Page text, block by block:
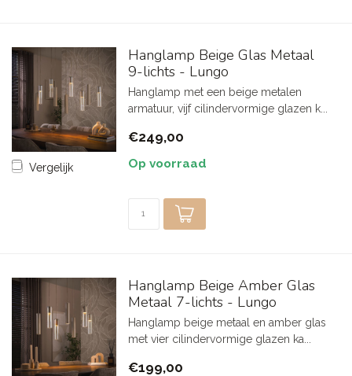
Vergelijk
Hanglamp Beige Glas Metaal
9-lichts - Lungo
Hanglamp met een beige metalen
armatuur, vijf cilindervormige glazen k...
€249,00
Op voorraad
Hanglamp Beige Amber Glas
Metaal 7-lichts - Lungo
Hanglamp beige metaal en amber glas
met vier cilindervormige glazen ka...
€199,00